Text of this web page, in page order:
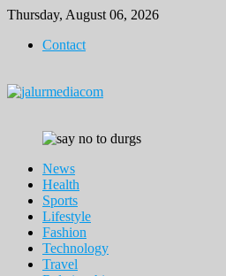
Skip
content
Thursday, August 06, 2026
Contact
News
Health
Sports
Lifestyle
Fashion
Technology
Travel